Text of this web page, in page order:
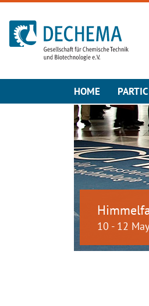
To the homepage
HOME
10 - 12